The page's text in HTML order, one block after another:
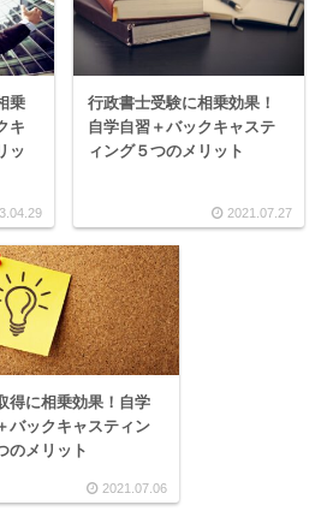
乗
キ
ッ
行政書士受験に相乗効果！
自学自習＋バックキャステ
ィング５つのメリット
2021.07.27
得に相乗効果！自学
バックキャスティン
のメリット
2021.07.06